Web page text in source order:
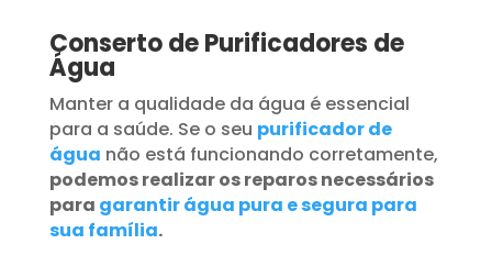
Conserto de Purificadores de
Água
Manter a qualidade da água é essencial
para a saúde. Se o seu purificador de
água não está funcionando corretamente,
podemos realizar os reparos necessários
para garantir água pura e segura para
sua família.